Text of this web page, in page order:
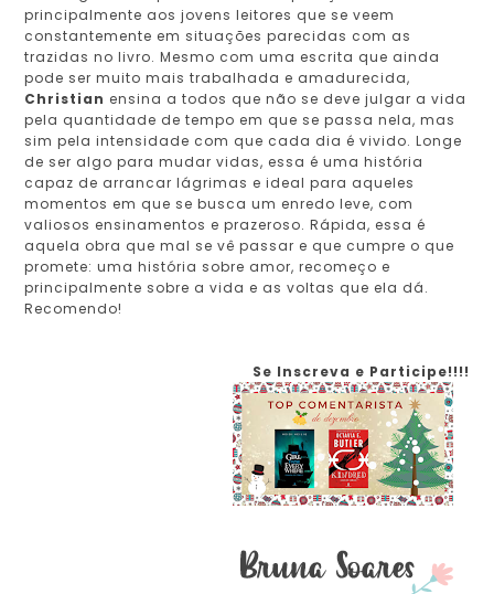
principalmente aos jovens leitores que se veem
constantemente em situações parecidas com as
trazidas no livro. Mesmo com uma escrita que ainda
pode ser muito mais trabalhada e amadurecida,
Christian ensina a todos que não se deve julgar a vida
pela quantidade de tempo em que se passa nela, mas
sim pela intensidade com que cada dia é vivido. Longe
de ser algo para mudar vidas, essa é uma história
capaz de arrancar lágrimas e ideal para aqueles
momentos em que se busca um enredo leve, com
valiosos ensinamentos e prazeroso. Rápida, essa é
aquela obra que mal se vê passar e que cumpre o que
promete: uma história sobre amor, recomeço e
principalmente sobre a vida e as voltas que ela dá.
Recomendo!
Se Inscreva e Participe!!!!